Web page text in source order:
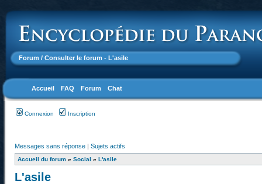
Forum / Consulter le forum - L'asile
Accueil FAQ Forum Chat
Connexion Inscription
Messages sans réponse | Sujets actifs
Accueil du forum » Social » L'asile
L'asile